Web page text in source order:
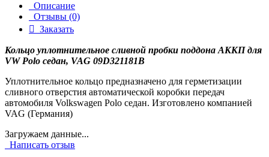
Описание
Отзывы (0)
Заказать
Кольцо уплотнительное сливной пробки поддона АККП для
VW Polo седан, VAG 09D321181B
Уплотнительное кольцо предназначено для герметизации
сливного отверстия автоматической коробки передач
автомобиля Volkswagen Polo седан. Изготовлено компанией
VAG (Германия)
Загружаем данные...
Написать отзыв